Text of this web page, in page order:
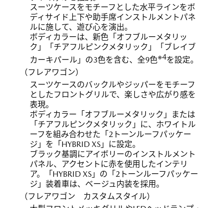
スーツケースをモチーフとした水平ラインをボ
ディサイド上下や助手席インストルメントパネ
ルに施して、遊び心を演出。
ボディカラーは、新色「オフブルーメタリッ
ク」「チアフルピンクメタリック」「ブレイブ
カーキパール」の3色を含む、全9色※4を設定。
（フレアワゴン）
スーツケースのバックルやジッパーをモチーフ
としたフロントグリルで、楽しさや広がり感を
表現。
ボディカラー「オフブルーメタリック」または
「チアフルピンクメタリック」に、ホワイトル
ーフを組み合わせた「2トーンルーフパッケー
ジ」を「HYBRID XS」に設定。
ブラック基調にアイボリーのインストルメント
パネル、アクセントに赤を使用したインテリ
ア。「HYBRID XS」の「2トーンルーフパッケー
ジ」装着車は、ベージュ内装を採用。
（フレアワゴン カスタムスタイル）